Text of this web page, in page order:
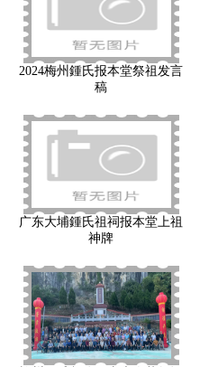
2024梅州鍾氏报本堂祭祖发言
稿
广东大埔鍾氏祖祠报本堂上祖
神牌